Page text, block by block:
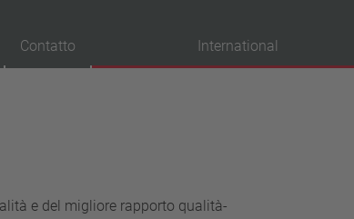
Contatto International
e del migliore rapporto qualità-